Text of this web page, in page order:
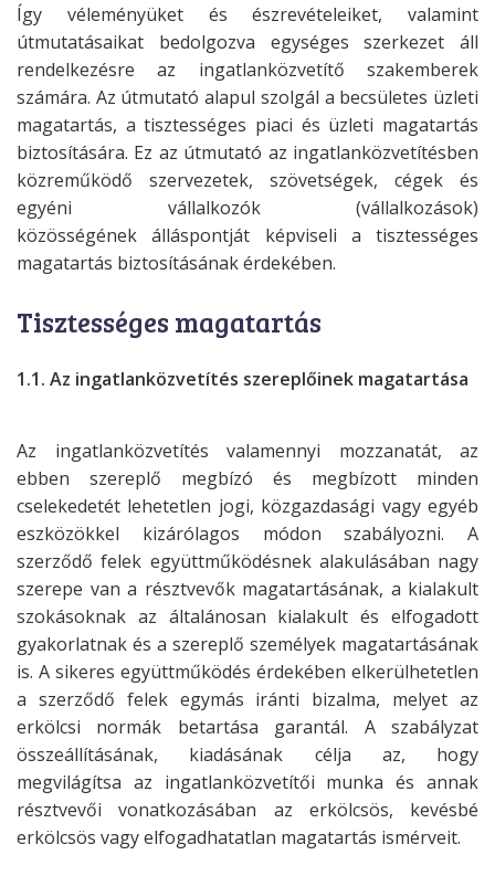
Így véleményüket és észrevételeiket, valamint
útmutatásaikat bedolgozva egységesszerkezet áll
rendelkezésre az ingatlanközvetítő szakemberek
számára. Az útmutatóalapul szolgál a becsületes üzleti
magatartás, a tisztességes piaci és üzleti magatartás
biztosítására. Ez az útmutató az ingatlanközvetítésben
közreműködő szervezetek, szövetségek, cégek és
egyéni vállalkozók (vállalkozások)
közösségénekálláspontját képviseli a tisztességes
magatartás biztosításának érdekében.
Tisztességes magatartás
1.1. Az ingatlanközvetítés szereplőinek magatartása
Az ingatlanközvetítés valamennyi mozzanatát, az
ebben szereplő megbízó és megbízott minden
cselekedetét lehetetlen jogi, közgazdasági vagy egyéb
eszközökkel kizárólagos módon szabályozni. A
szerződő felek együttműködésnek alakulásában nagy
szerepe van a résztvevők magatartásának, a kialakult
szokásoknak az általánosan kialakult és elfogadott
gyakorlatnak és a szereplő személyek magatartásának
is. A sikeres együttműködés érdekében elkerülhetetlen
a szerződő felek egymás iránti bizalma, melyet az
erkölcsi normák betartása garantál. A szabályzat
összeállításának, kiadásának célja az, hogy
megvilágítsa az ingatlanközvetítői munka és annak
résztvevői vonatkozásában az erkölcsös, kevésbé
erkölcsös vagy elfogadhatatlan magatartás ismérveit.